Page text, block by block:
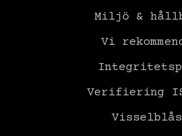
Miljö &
Vi
Verifiering